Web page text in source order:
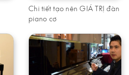
Chi tiết tạo nên GIÁ TRỊ đàn
piano cơ